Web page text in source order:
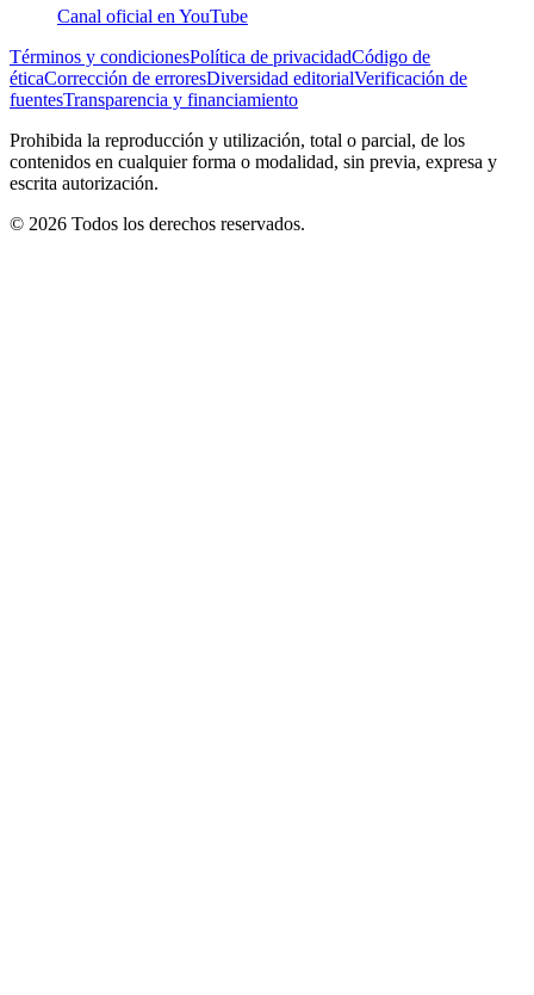
Canal oficial en YouTube
Términos y condicionesPolítica de privacidadCódigo de
éticaCorrección de erroresDiversidad editorialVerificación de
fuentesTransparencia y financiamiento
Prohibida la reproducción y utilización, total o parcial, de los
contenidos en cualquier forma o modalidad, sin previa, expresa y
escrita autorización.
© 2026 Todos los derechos reservados.